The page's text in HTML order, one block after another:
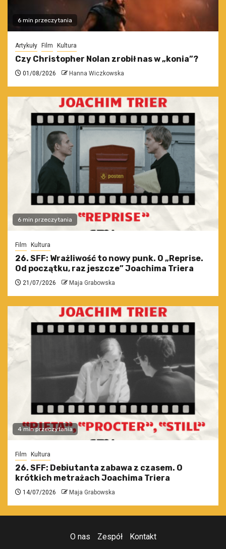
6 min przeczytania
Artykuły Film Kultura
Czy Christopher Nolan zrobił nas w „konia”?
01/08/2026 Hanna Wiczkowska
6 min przeczytania
Film Kultura
26. SFF: Wrażliwość to nowy punk. O „Reprise.
Od początku, raz jeszcze” Joachima Triera
21/07/2026 Maja Grabowska
4 min przeczytania
Film Kultura
26. SFF: Debiutanta zabawa z czasem. O
krótkich metrażach Joachima Triera
14/07/2026 Maja Grabowska
O nas Zespół Kontakt